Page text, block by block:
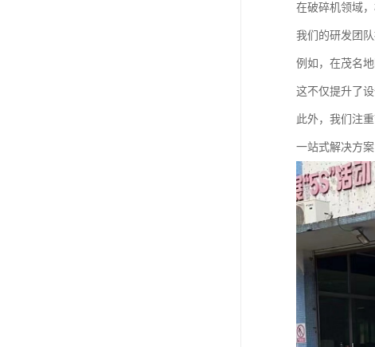
在破碎机领域
我们的研发团
例如，在茂名
这不仅提升了
此外，我们注
一站式解决方